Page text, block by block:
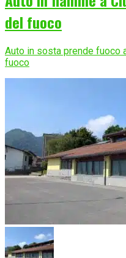
del fuoco
Auto in sosta prende fuoco
fuoco